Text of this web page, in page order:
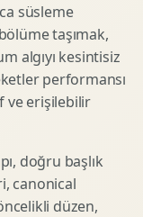
süsleme
taşımak,
algıyı kesintisiz
performansı
ve erişilebilir
doğru başlık
canonical
düzen,